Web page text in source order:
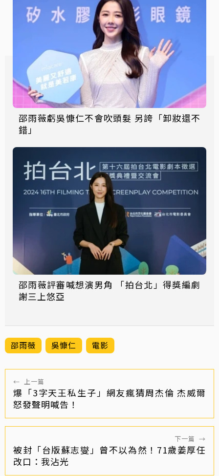
邵雨薇虧吳慷仁不會吹頭髮 另誇「卸妝還不
錯」
邵雨薇評審喊想演男角 「拍台北」得獎編劇
謝三上悠亞
邵雨薇 吳慷仁 電影
← 上一篇
爆「3字天王私生子」網友瘋猜周杰倫 杰威爾
怒發聲明喊告！
下一篇 →
被封「台版蘇志燮」曾不以為然！71歲姜厚任
改口：我沾光